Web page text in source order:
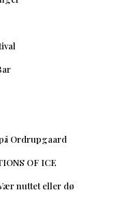
Ordrupgaard
OF ICE
nuttet eller dø